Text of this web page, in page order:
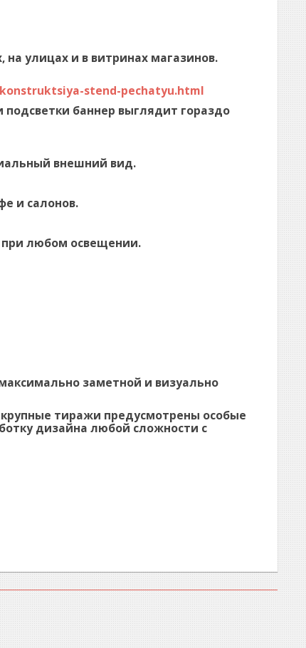
улицах и в витринах магазинов.
stend-pechatyu.html
баннер выглядит гораздо
внешний вид.
и салонов.
при любом освещении.
заметной и визуально
тиражи предусмотрены особые
дизайна любой сложности с